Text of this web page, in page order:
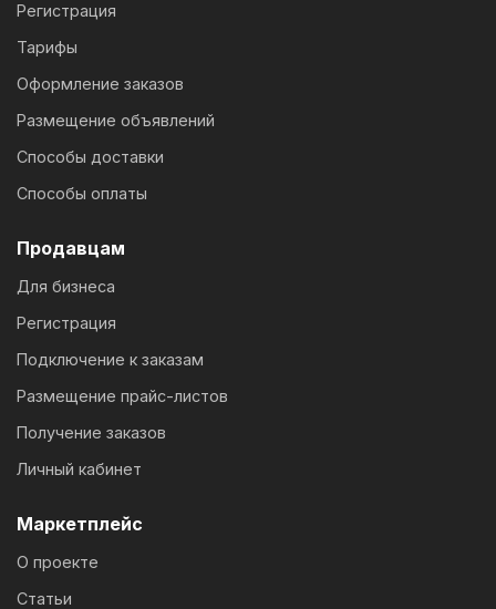
Регистрация
Тарифы
Оформление заказов
Размещение объявлений
Способы доставки
Способы оплаты
Продавцам
Для бизнеса
Регистрация
Подключение к заказам
Размещение прайс-листов
Получение заказов
Личный кабинет
Маркетплейс
О проекте
Статьи